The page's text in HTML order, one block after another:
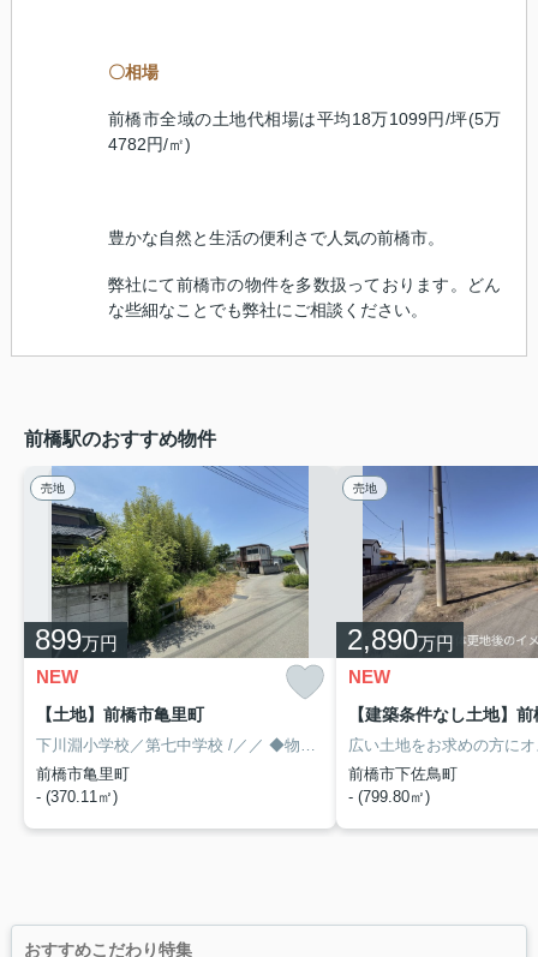
〇相場
前橋市全域の土地代相場は平均18万1099円/坪(5万
4782円/㎡)
豊かな自然と生活の便利さで人気の前橋市。
弊社にて前橋市の物件を多数扱っております。どん
な些細なことでも弊社にご相談ください。
前橋駅のおすすめ物件
売地
899万円
NEW
【土地】前橋市亀里町
下川淵小学校／第七中学校 /／／ ◆物件情報は隠すことなく全て公開します◎
前橋市亀里町
- (370.11㎡)
売地
2,890万円
NEW
前橋市下佐鳥町
- (799.80㎡)
おすすめこだわり特集